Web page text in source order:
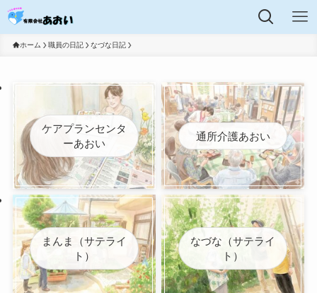
ホーム 職員の日記 なづな日記
ケアプランセンタ
ーあおい
通所介護あおい
まんま（サテライ
ト）
なづな（サテライ
ト）